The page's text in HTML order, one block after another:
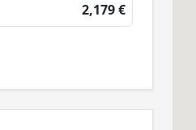
2,179 €